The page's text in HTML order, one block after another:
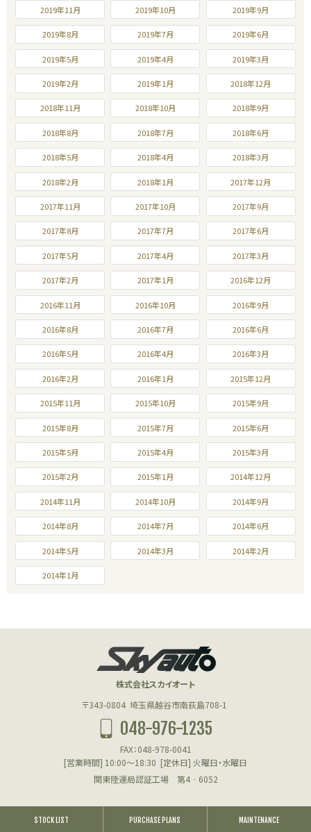
2019年11月 2019年10月 2019年9月
2019年8月 2019年7月 2019年6月
2019年5月 2019年4月 2019年3月
2019年2月 2019年1月 2018年12月
2018年11月 2018年10月 2018年9月
2018年8月 2018年7月 2018年6月
2018年5月 2018年4月 2018年3月
2018年2月 2018年1月 2017年12月
2017年11月 2017年10月 2017年9月
2017年8月 2017年7月 2017年6月
2017年5月 2017年4月 2017年3月
2017年2月 2017年1月 2016年12月
2016年11月 2016年10月 2016年9月
2016年8月 2016年7月 2016年6月
2016年5月 2016年4月 2016年3月
2016年2月 2016年1月 2015年12月
2015年11月 2015年10月 2015年9月
2015年8月 2015年7月 2015年6月
2015年5月 2015年4月 2015年3月
2015年2月 2015年1月 2014年12月
2014年11月 2014年10月 2014年9月
2014年8月 2014年7月 2014年6月
2014年5月 2014年3月 2014年2月
2014年1月
株式会社スカイオート
〒343-0804 埼玉県越谷市南荻島708-1
048-976-1235
FAX：048-978-0041
[営業時間] 10:00～18:30 [定休日] 火曜日・水曜日
関東陸運局認証工場 第4‐6052
STOCK LIST PURCHASE PLANS MAINTENANCE